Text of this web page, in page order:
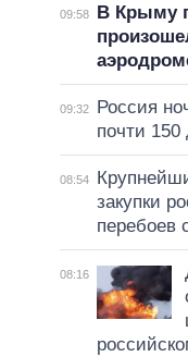
09:58
В Крыму
09:32
Россия
почти
08:54
закупки
перебоев
08:16